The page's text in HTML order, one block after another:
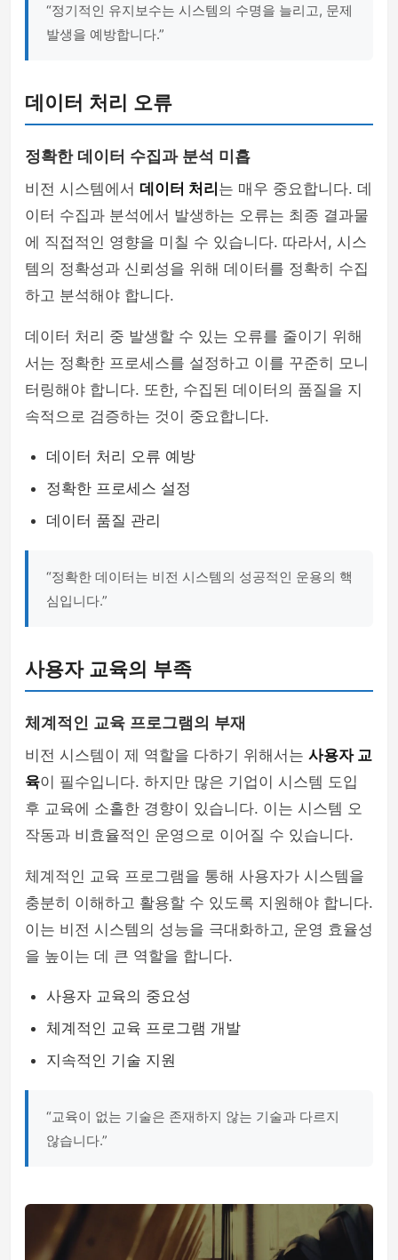
“정기적인 유지보수는 시스템의 수명을 늘리고, 문제
발생을 예방합니다.”
데이터 처리 오류
정확한 데이터 수집과 분석 미흡
비전 시스템에서 데이터 처리 는 매우 중요합니다. 데
이터 수집과 분석에서 발생하는 오류는 최종 결과물
에 직접적인 영향을 미칠 수 있습니다. 따라서, 시스
템의 정확성과 신뢰성을 위해 데이터를 정확히 수집
하고 분석해야 합니다.
데이터 처리 중 발생할 수 있는 오류를 줄이기 위해
서는 정확한 프로세스를 설정하고 이를 꾸준히 모니
터링해야 합니다. 또한, 수집된 데이터의 품질을 지
속적으로 검증하는 것이 중요합니다.
데이터 처리 오류 예방
정확한 프로세스 설정
데이터 품질 관리
“정확한 데이터는 비전 시스템의 성공적인 운용의 핵
심입니다.”
사용자 교육의 부족
체계적인 교육 프로그램의 부재
비전 시스템이 제 역할을 다하기 위해서는 사용자 교
육이 필수입니다. 하지만 많은 기업이 시스템 도입
후 교육에 소홀한 경향이 있습니다. 이는 시스템 오
작동과 비효율적인 운영으로 이어질 수 있습니다.
체계적인 교육 프로그램을 통해 사용자가 시스템을
충분히 이해하고 활용할 수 있도록 지원해야 합니다.
이는 비전 시스템의 성능을 극대화하고, 운영 효율성
을 높이는 데 큰 역할을 합니다.
사용자 교육의 중요성
체계적인 교육 프로그램 개발
지속적인 기술 지원
“교육이 없는 기술은 존재하지 않는 기술과 다르지
않습니다.”